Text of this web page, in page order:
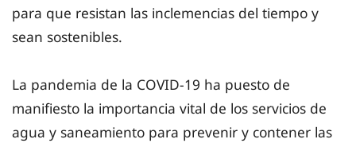
para que resistan las inclemencias del tiempo y
sean sostenibles.
La pandemia de la COVID-19 ha puesto de
manifiesto la importancia vital de los servicios de
agua y saneamiento para prevenir y contener las